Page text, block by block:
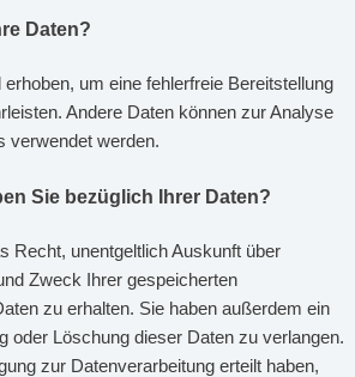
Daten?
erhoben, um eine fehlerfreie Bereitstellung
Andere Daten können zur Analyse
verwendet werden.
Sie bezüglich Ihrer Daten?
Recht, unentgeltlich Auskunft über
Zweck Ihrer gespeicherten
zu erhalten. Sie haben außerdem ein
oder Löschung dieser Daten zu verlangen.
zur Datenverarbeitung erteilt haben,